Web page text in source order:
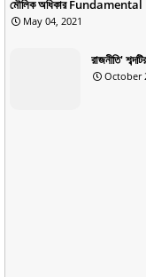
মৌলিক অধিকার
May 04, 2021
রাজনীতি'
October